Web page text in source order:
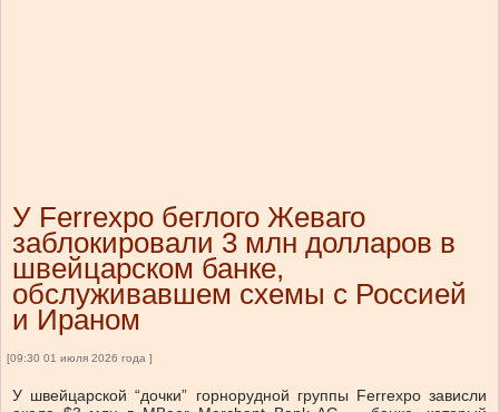
У Ferrexpo беглого Жеваго
заблокировали 3 млн долларов в
швейцарском банке,
обслуживавшем схемы с Россией
и Ираном
[09:30 01 июля 2026 года ]
У швейцарской “дочки” горнорудной группы Ferrexpo зависли